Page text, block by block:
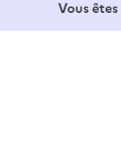
Vous